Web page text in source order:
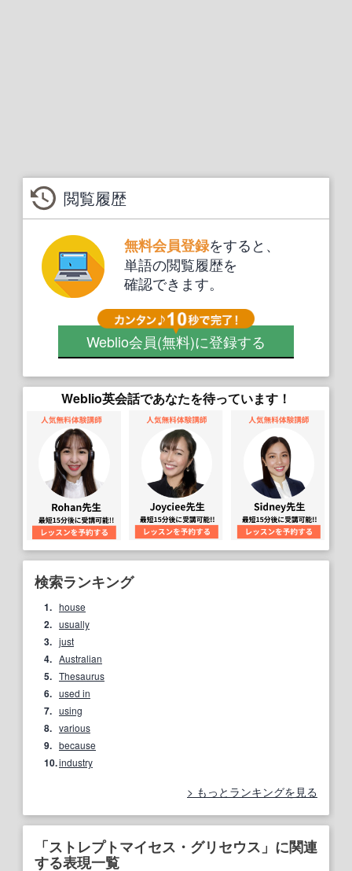
閲覧履歴
無料会員登録をすると、
単語の閲覧履歴を
確認できます。
Weblio会員(無料)に登録する
Weblio英会話であなたを待っています！
検索ランキング
1. house
2. usually
3. just
4. Australian
5. Thesaurus
6. used in
7. using
8. various
9. because
10.industry
もっとランキングを見る
「ストレプトマイセス・グリセウス」に関連
する表現一覧